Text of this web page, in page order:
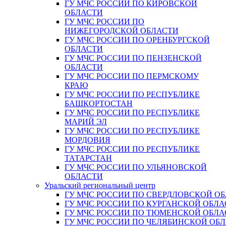
ГУ МЧС РОССИИ ПО КИРОВСКОЙ
ОБЛАСТИ
ГУ МЧС РОССИИ ПО
НИЖЕГОРОДСКОЙ ОБЛАСТИ
ГУ МЧС РОССИИ ПО ОРЕНБУРГСКОЙ
ОБЛАСТИ
ГУ МЧС РОССИИ ПО ПЕНЗЕНСКОЙ
ОБЛАСТИ
ГУ МЧС РОССИИ ПО ПЕРМСКОМУ
КРАЮ
ГУ МЧС РОССИИ ПО РЕСПУБЛИКЕ
БАШКОРТОСТАН
ГУ МЧС РОССИИ ПО РЕСПУБЛИКЕ
МАРИЙ ЭЛ
ГУ МЧС РОССИИ ПО РЕСПУБЛИКЕ
МОРДОВИЯ
ГУ МЧС РОССИИ ПО РЕСПУБЛИКЕ
ТАТАРСТАН
ГУ МЧС РОССИИ ПО УЛЬЯНОВСКОЙ
ОБЛАСТИ
Уральский региональный центр
ГУ МЧС РОССИИ ПО СВЕРДЛОВСКОЙ
ГУ МЧС РОССИИ ПО КУРГАНСКОЙ
ГУ МЧС РОССИИ ПО ТЮМЕНСКОЙ
ГУ МЧС РОССИИ ПО ЧЕЛЯБИНСКОЙ